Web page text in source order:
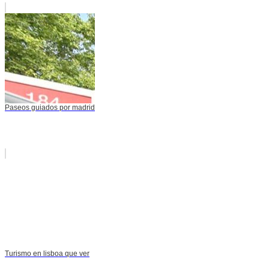
Paseos guiados por madrid
Turismo en lisboa que ver